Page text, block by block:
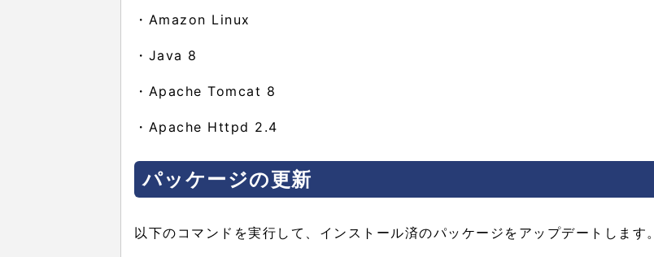
・Amazon Linux
・Java 8
・Apache Tomcat 8
・Apache Httpd 2.4
パッケージの更新
以下のコマンドを実行して、インストール済のパッケージをアップデートします。